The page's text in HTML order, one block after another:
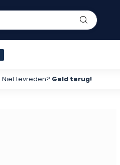
Niet tevreden? Geld terug!